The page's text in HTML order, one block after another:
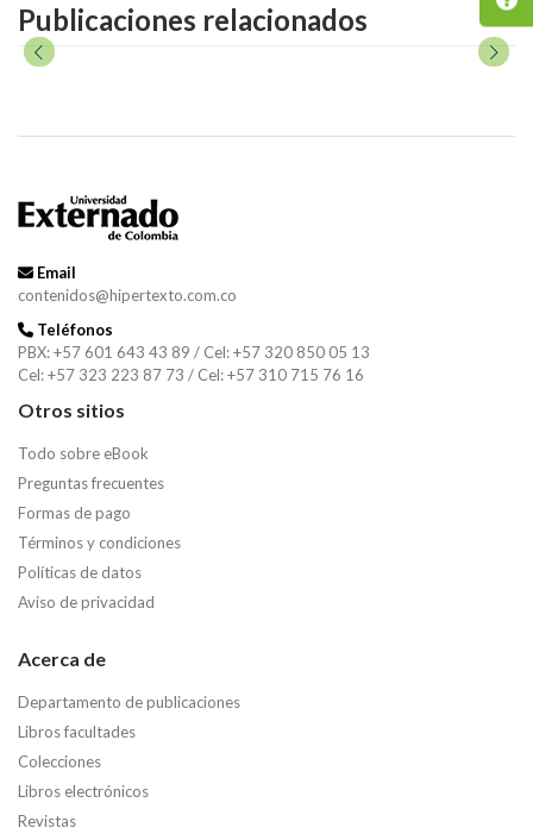
Publicaciones relacionados
Email
contenidos@hipertexto.com.co
Teléfonos
PBX: +57 601 643 43 89 / Cel: +57 320 850 05 13
Cel: +57 323 223 87 73 / Cel: +57 310 715 76 16
Otros sitios
Todo sobre eBook
Preguntas frecuentes
Formas de pago
Términos y condiciones
Políticas de datos
Aviso de privacidad
Acerca de
Departamento de publicaciones
Libros facultades
Colecciones
Libros electrónicos
Revistas